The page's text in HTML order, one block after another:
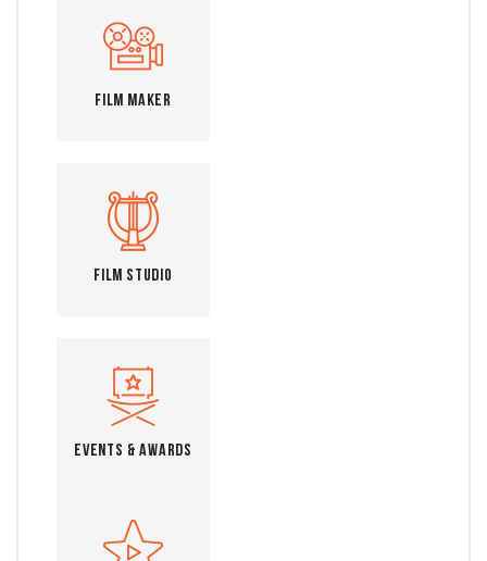
Film Maker
Film Studio
Events & Awards